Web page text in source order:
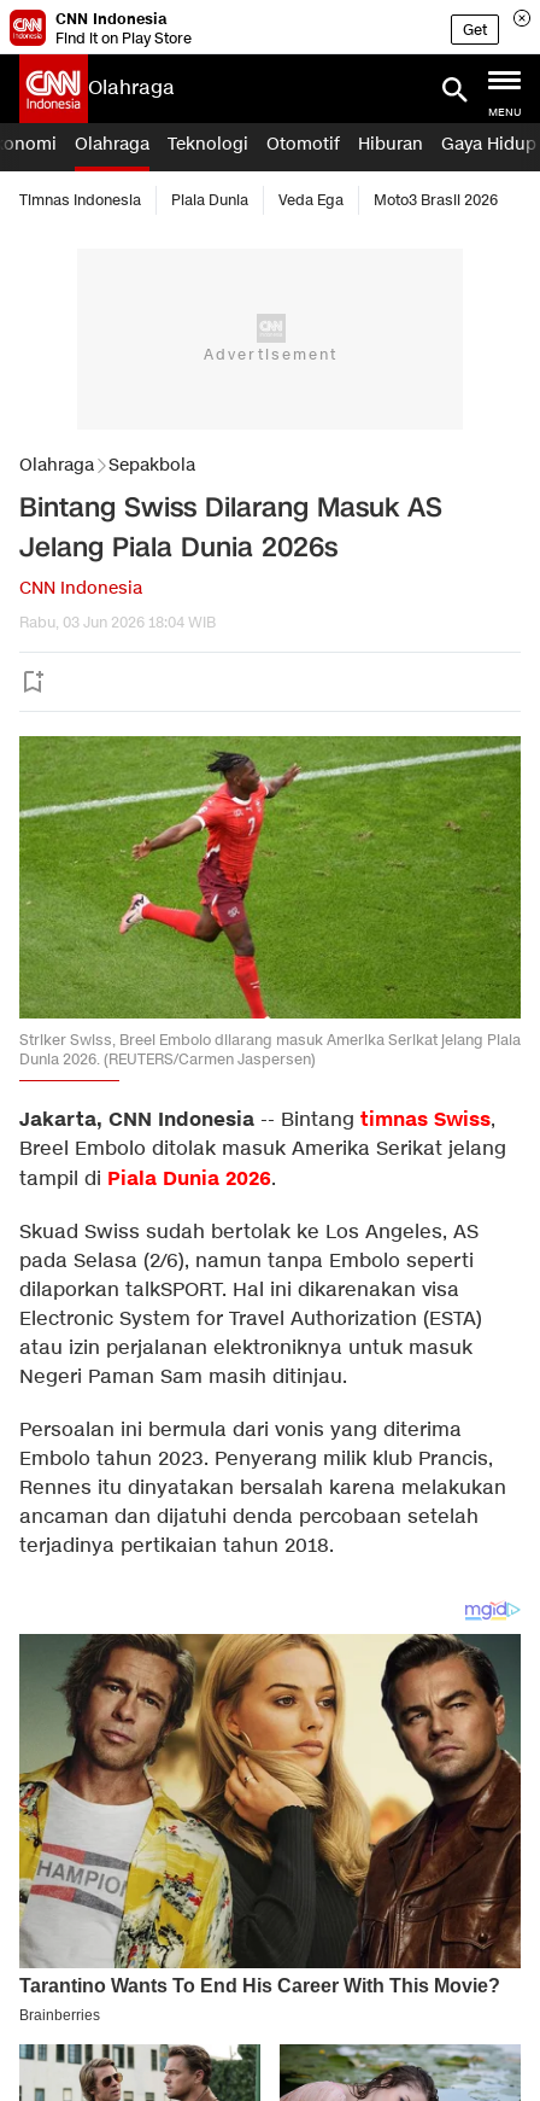
CNN Indonesia
Find it on Play Store
Get
Olahraga
MENU
Olahraga Teknologi Otomotif Hiburan Gaya Hidup
Timnas Indonesia Piala Dunia Veda Ega Moto3 Brasil 2026
Olahraga Sepakbola
Bintang Swiss Dilarang Masuk AS
Jelang Piala Dunia 2026s
CNN Indonesia
Rabu, 03 Jun 2026 18:04 WIB
Striker Swiss, Breel Embolo dilarang masuk Amerika Serikat jelang Piala
Dunia 2026. (REUTERS/Carmen Jaspersen)
Jakarta, CNN Indonesia -- Bintang timnas Swiss,
Breel Embolo ditolak masuk Amerika Serikat jelang
tampil di Piala Dunia 2026.
Skuad Swiss sudah bertolak ke Los Angeles, AS
pada Selasa (2/6), namun tanpa Embolo seperti
dilaporkan talkSPORT. Hal ini dikarenakan visa
Electronic System for Travel Authorization (ESTA)
atau izin perjalanan elektroniknya untuk masuk
Negeri Paman Sam masih ditinjau.
Persoalan ini bermula dari vonis yang diterima
Embolo tahun 2023. Penyerang milik klub Prancis,
Rennes itu dinyatakan bersalah karena melakukan
ancaman dan dijatuhi denda percobaan setelah
terjadinya pertikaian tahun 2018.